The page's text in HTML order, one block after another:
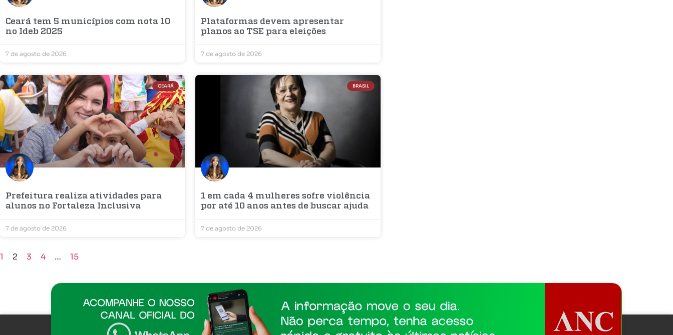
Ceará tem 5 municípios com nota 10
no Ideb 2025
7 de agosto de 2026
Plataformas devem apresentar
planos ao TSE para eleições
7 de agosto de 2026
CEARÁ
Prefeitura realiza atividades para
alunos no Fortaleza Inclusiva
7 de agosto de 2026
BRASIL
1 em cada 4 mulheres sofre violência
por até 10 anos antes de buscar ajuda
7 de agosto de 2026
1 2 3 4 … 15